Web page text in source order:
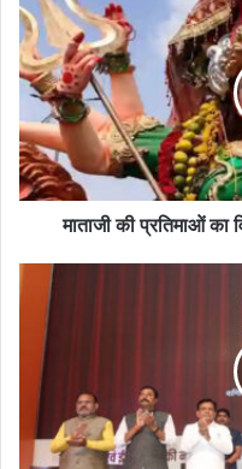
माताजी की प्रतिमाओं का